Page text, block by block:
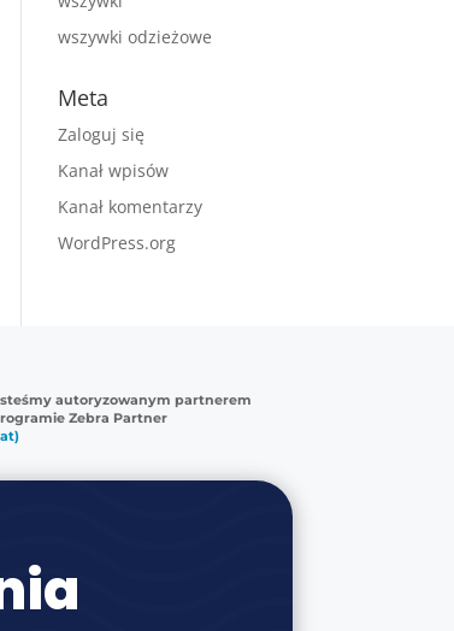
wszywki odzieżowe
Meta
Zaloguj się
Kanał wpisów
Kanał komentarzy
WordPress.org
autoryzowanym partnerem
Zebra Partner